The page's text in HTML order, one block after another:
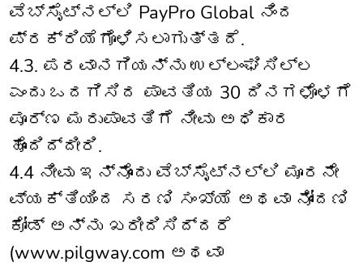
ವೆಬ್‌ಸೈಟ್‌ನಲ್ಲಿ PayPro Global ನಿಂದ
ಪ್ರಕ್ರಿಯೆಗೊಳಿಸಲಾಗುತ್ತದೆ.
4.3. ಪರವಾನಗಿಯನ್ನು ಉಲ್ಲಂಘಿಸಿಲ್ಲ
ಎಂದು ಒದಗಿಸಿದ ಪಾವತಿಯ 30 ದಿನಗಳೊಳಗೆ
ಪೂರ್ಣ ಮರುಪಾವತಿಗೆ ನೀವು ಅಧಿಕಾರ
ಹೊಂದಿದ್ದೀರಿ.
4.4 ನೀವು ಇನ್ನೊಂದು ವೆಬ್‌ಸೈಟ್‌ನಲ್ಲಿ ಮೂರನೇ
ವ್ಯಕ್ತಿಯಿಂದ ಸರಣಿ ಸಂಖ್ಯೆ ಅಥವಾ ನೋಂದಣಿ
ಕೋಡ್ ಅನ್ನು ಖರೀದಿಸಿದ್ದರೆ
(www.pilgway.com ಅಥವಾ